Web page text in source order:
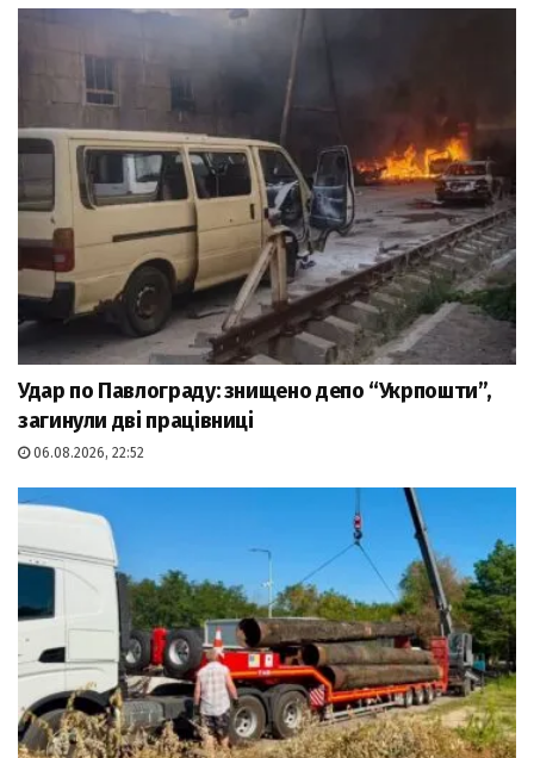
Удар по Павлограду: знищено депо “Укрпошти”,
загинули дві працівниці
06.08.2026, 22:52